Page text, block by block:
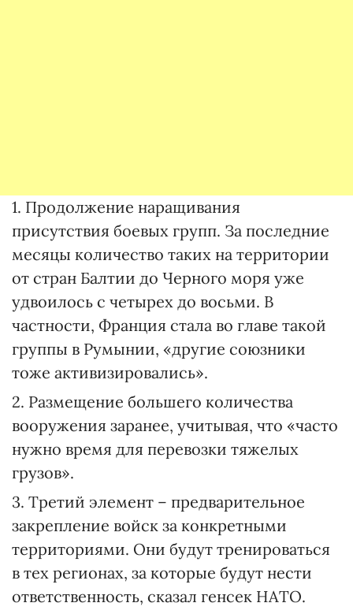
1. Продолжение наращивания
присутствия боевых групп. За последние
месяцы количество таких на территории
от стран Балтии до Черного моря уже
удвоилось с четырех до восьми. В
частности, Франция стала во главе такой
группы в Румынии, «другие союзники
тоже активизировались».
2. Размещение большего количества
вооружения заранее, учитывая, что «часто
нужно время для перевозки тяжелых
грузов».
3. Третий элемент – предварительное
закрепление войск за конкретными
территориями. Они будут тренироваться
в тех регионах, за которые будут нести
ответственность, сказал генсек НАТО.